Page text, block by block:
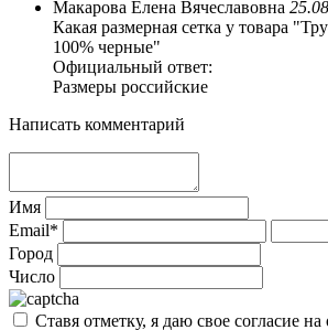
Макарова Елена Вячеславовна
Какая размерная сетка у товара
100% черные"
Официальный ответ:
Размеры российские
Написать комментарий
Имя
Email*
Город
Число
Ставя отметку, я даю свое согласие